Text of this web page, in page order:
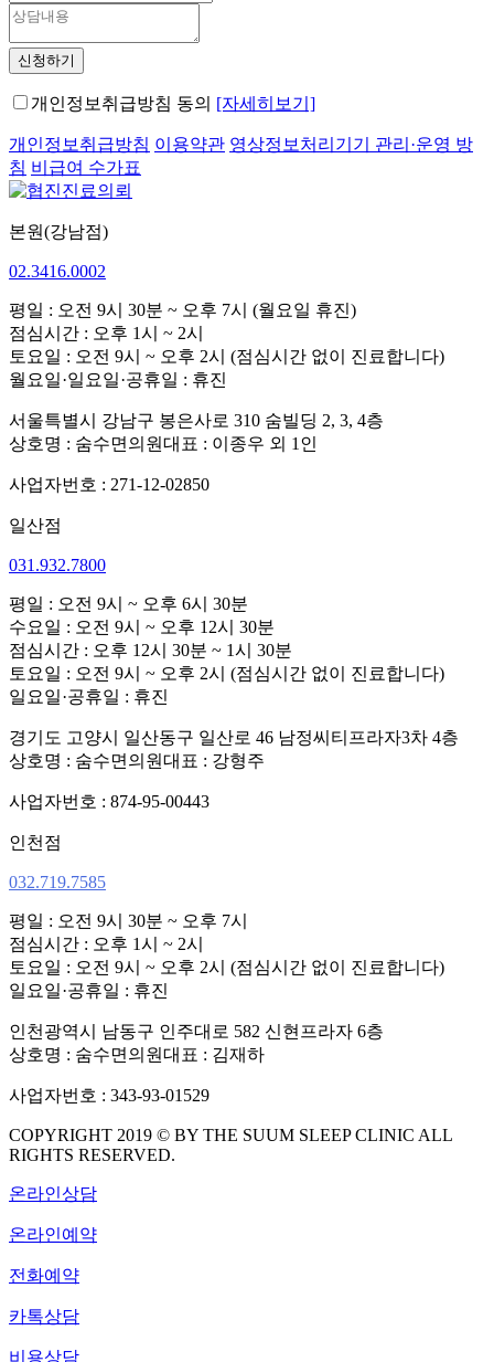
신청하기
개인정보취급방침 동의 [자세히보기]
개인정보취급방침 이용약관 영상정보처리기기 관리·운영 방
침 비급여 수가표
본원(강남점)
02.3416.0002
평일 : 오전 9시 30분 ~ 오후 7시 (월요일 휴진)
점심시간 : 오후 1시 ~ 2시
토요일 : 오전 9시 ~ 오후 2시 (점심시간 없이 진료합니다)
월요일·일요일·공휴일 : 휴진
서울특별시 강남구 봉은사로 310 숨빌딩 2, 3, 4층
상호명 : 숨수면의원대표 : 이종우 외 1인
사업자번호 : 271-12-02850
일산점
031.932.7800
평일 : 오전 9시 ~ 오후 6시 30분
수요일 : 오전 9시 ~ 오후 12시 30분
점심시간 : 오후 12시 30분 ~ 1시 30분
토요일 : 오전 9시 ~ 오후 2시 (점심시간 없이 진료합니다)
일요일·공휴일 : 휴진
경기도 고양시 일산동구 일산로 46 남정씨티프라자3차 4층
상호명 : 숨수면의원대표 : 강형주
사업자번호 : 874-95-00443
인천점
032.719.7585
평일 : 오전 9시 30분 ~ 오후 7시
점심시간 : 오후 1시 ~ 2시
토요일 : 오전 9시 ~ 오후 2시 (점심시간 없이 진료합니다)
일요일·공휴일 : 휴진
인천광역시 남동구 인주대로 582 신현프라자 6층
상호명 : 숨수면의원대표 : 김재하
사업자번호 : 343-93-01529
COPYRIGHT 2019 © BY THE SUUM SLEEP CLINIC ALL
RIGHTS RESERVED.
온라인상담
온라인예약
전화예약
카톡상담
비용상담